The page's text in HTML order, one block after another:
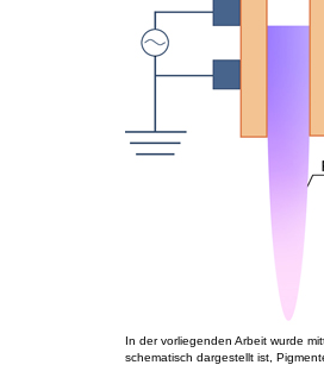
In der vorliegenden Arbeit wurde
schematisch dargestellt ist,